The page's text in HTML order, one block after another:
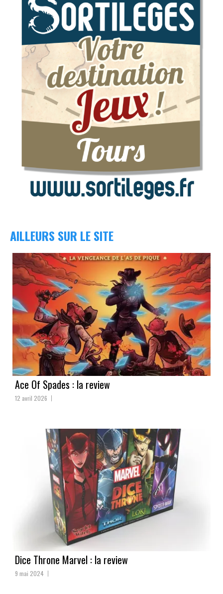
AILLEURS SUR LE SITE
Ace Of Spades : la review
12 avril 2026
Dice Throne Marvel : la review
9 mai 2024